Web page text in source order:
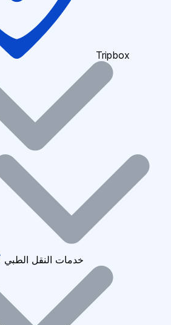
Tripbox
خدمات النقل الطبي